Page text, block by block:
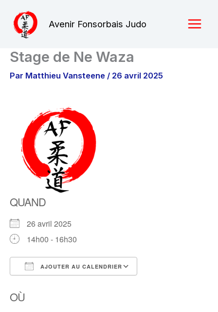
contenu
Avenir Fonsorbais Judo
Stage de Ne Waza
Par Matthieu Vansteene / 26 avril 2025
QUAND
26 avril 2025
14h00 - 16h30
AJOUTER AU CALENDRIER
OÙ